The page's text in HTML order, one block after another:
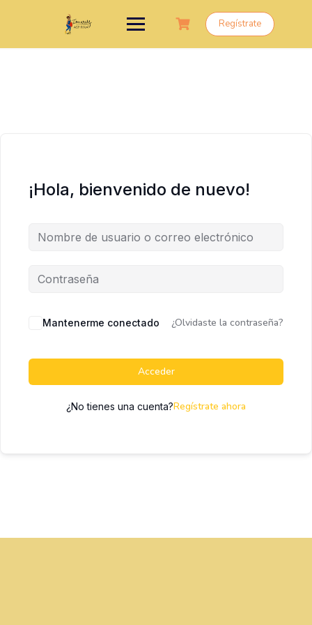
Regístrate
¡Hola, bienvenido de nuevo!
Mantenerme conectado ¿Olvidaste la contraseña?
Acceder
¿No tienes una cuenta?Regístrate ahora